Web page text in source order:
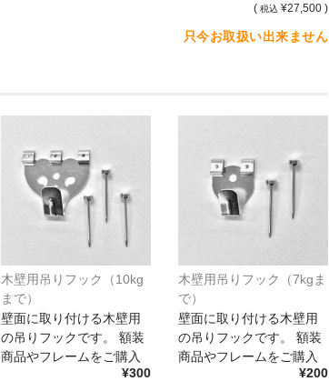
( 税込 ¥27,500 )
只今お取扱い出来ません
木壁用吊りフック（10kg
まで）
壁面に取り付ける木壁用
の吊りフックです。 額装
商品やフレームをご購入
¥300
木壁用吊りフック（7kgま
で）
壁面に取り付ける木壁用
の吊りフックです。 額装
商品やフレームをご購入
¥200